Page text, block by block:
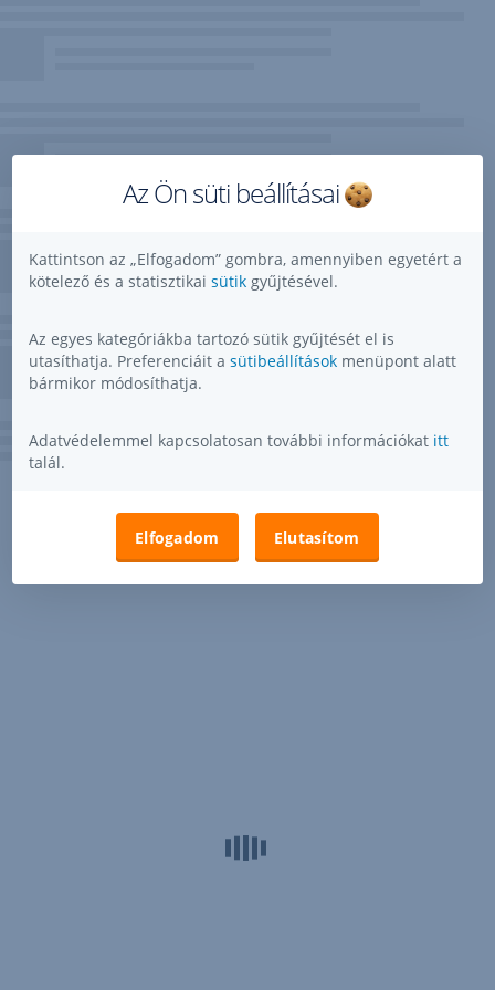
Az Ön süti beállításai
Kattintson az „Elfogadom” gombra, amennyiben egyetért a
kötelező és a statisztikai sütik gyűjtésével.
Az egyes kategóriákba tartozó sütik gyűjtését el is
utasíthatja. Preferenciáit a sütibeállítások menüpont alatt
bármikor módosíthatja.
Adatvédelemmel kapcsolatosan további információkat itt
talál.
Elfogadom Elutasítom